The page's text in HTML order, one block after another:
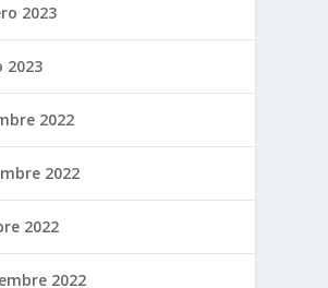
2023
2023
2022
2022
2022
2022